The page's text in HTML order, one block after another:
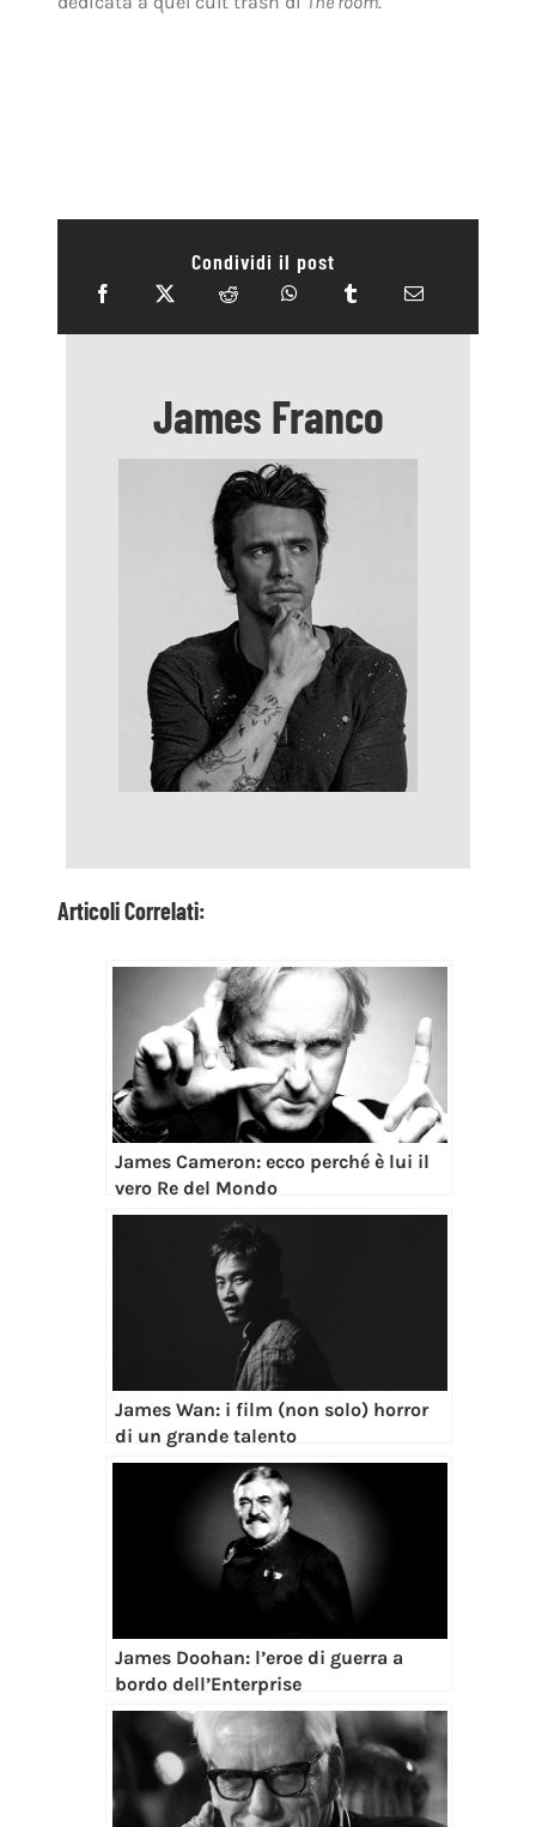
James Franco
Articoli Correlati:
vero Re del Mondo
James Wan: i film (non solo) horror
di un grande talento
James Doohan: l’eroe di guerra a
bordo dell’Enterprise
James Woods: film e serie TV di un
attore geniale